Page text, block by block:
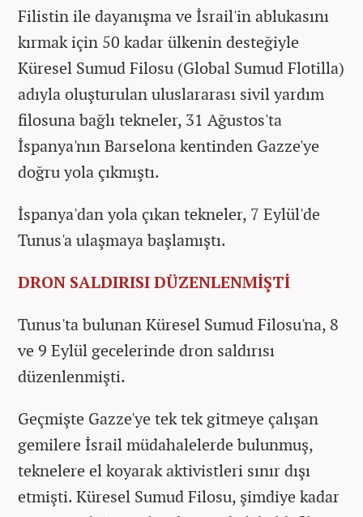
Filistin ile dayanışma ve İsrail'in ablukasını
kırmak için 50 kadar ülkenin desteğiyle
Küresel Sumud Filosu (Global Sumud Flotilla)
adıyla oluşturulan uluslararası sivil yardım
filosuna bağlı tekneler, 31 Ağustos'ta
İspanya'nın Barselona kentinden Gazze'ye
doğru yola çıkmıştı.
İspanya'dan yola çıkan tekneler, 7 Eylül'de
Tunus'a ulaşmaya başlamıştı.
DRON SALDIRISI DÜZENLENMİŞTİ
Tunus'ta bulunan Küresel Sumud Filosu'na, 8
ve 9 Eylül gecelerinde dron saldırısı
düzenlenmişti.
Geçmişte Gazze'ye tek tek gitmeye çalışan
gemilere İsrail müdahalelerde bulunmuş,
teknelere el koyarak aktivistleri sınır dışı
etmişti. Küresel Sumud Filosu, şimdiye kadar